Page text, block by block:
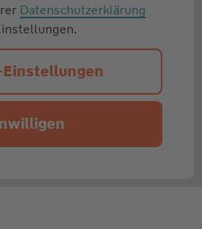
Datenschutzerklärung